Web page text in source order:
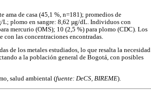
ama de casa (45,1 %, n=181); promedios de
plomo en sangre: 8,62 µg/dL. Individuos con
mercurio (OMS); 10 (2,5 %) para plomo (CDC). Los
las concentraciones encontradas.
de los metales estudiados, lo que resalta la necesidad
a la población general de Bogotá, con posibles
salud ambiental (fuente: DeCS, BIREME).